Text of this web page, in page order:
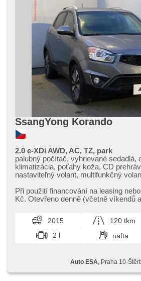
SsangYong Korando
2.0 e-XDi AWD, AC, TZ, park
palubný počítač, vyhrievané sedadlá,
klimatizácia, poťahy koža, CD
nastaviteľný volant, multifunkčný
prevodovka, el. zrkadlá, posilňovač
centrál diaľkový, stabilizácia
LED, ABS, protiprešmykový systém
parkovacie senzory zadné, isofix,
zrkadlá, 10x airbag
Při použití financování na leasing
Kč. Otevřeno denně (včetně víkendů
2015 120 tkm
2 l
nafta
Auto ESA , Praha 10-